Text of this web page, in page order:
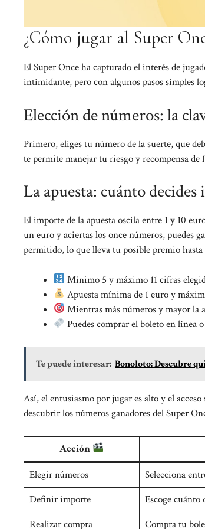
¿Cómo jugar al Super
El Super Once ha capturado el interés de
intimidante, pero con algunos pasos simples
Elección de números: la
Primero, eliges tu número de la suerte, que
te permite manejar tu riesgo y recompensa
La apuesta: cuánto
El importe de la apuesta oscila entre 1 y 10
un euro y aciertas los once números, puedes
permitido, lo que lleva tu posible premio hasta
Mínimo 5 y máximo 11 cifras
Apuesta mínima de 1 euro y
Mientras más números y mayor la
Puedes comprar el boleto en línea
Te puede interesar: Bonoloto: Descubre
Así, el entusiasmo por jugar es alto y el
descubrir los números ganadores del Super
Acción
Elegir números
Selecciona
Definir importe
Escoge cuánto
Realizar compra
Compra tu